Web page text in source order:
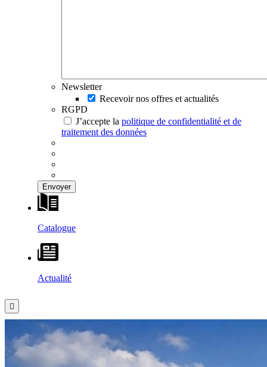
Newsletter
Recevoir nos offres et actualités
RGPD
J’accepte la politique de confidentialité et de
traitement des données
Catalogue
Actualité